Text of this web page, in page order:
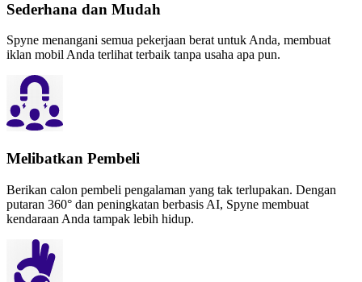
Sederhana dan Mudah
Spyne menangani semua pekerjaan berat untuk Anda, membuat
iklan mobil Anda terlihat terbaik tanpa usaha apa pun.
Melibatkan Pembeli
Berikan calon pembeli pengalaman yang tak terlupakan. Dengan
putaran 360° dan peningkatan berbasis AI, Spyne membuat
kendaraan Anda tampak lebih hidup.